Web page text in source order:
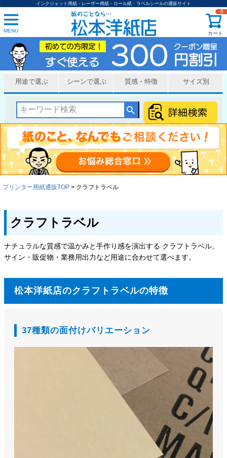
インクジェット用紙・レーザー用紙・ロール紙・ラベルシールの通販サイト
MENU カート
0
用途で選ぶ シーンで選ぶ 質感・特徴 サイズ別
プリンター用紙通販TOP クラフトラベル
クラフトラベル
ナチュラルな質感で温かみと手作り感を演出する クラフトラベル。
サイン・販促物・業務用出力など用途に合わせて選べます。
松本洋紙店のクラフトラベルの特徴
37種類の面付けバリエーション